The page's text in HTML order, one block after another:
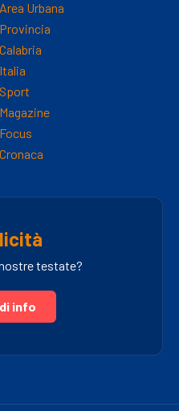
Area Urbana
Provincia
Calabria
Italia
Sport
Magazine
Focus
Cronaca
testate?
info